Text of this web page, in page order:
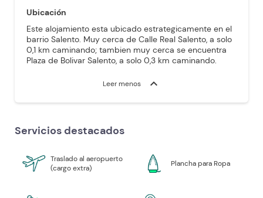
Ubicación
Este alojamiento esta ubicado estrategicamente en el
barrio Salento. Muy cerca de Calle Real Salento, a solo
0,1 km caminando; tambien muy cerca se encuentra
Plaza de Bolivar Salento, a solo 0,3 km caminando.
Leer menos expand_more
Servicios destacados
Traslado al aeropuerto
(cargo extra)
Plancha para Ropa